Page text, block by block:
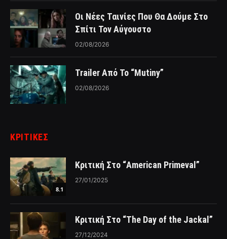
Οι Νέες Ταινίες Που Θα Δούμε Στο
Σπίτι Τον Αύγουστο
02/08/2026
Trailer Από Το “Mutiny”
02/08/2026
ΚΡΙΤΙΚΈΣ
8.1
Κριτική Στο “American Primeval”
27/01/2025
Κριτική Στο “The Day of the Jackal”
27/12/2024